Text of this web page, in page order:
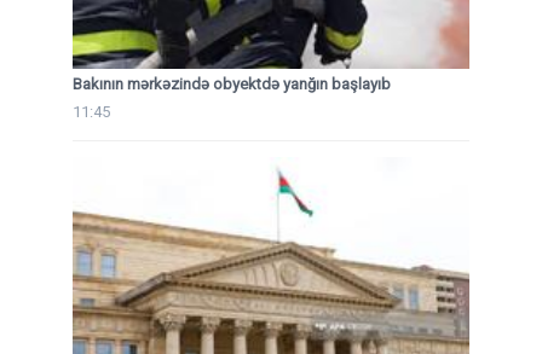
Bakının mərkəzində obyektdə yanğın başlayıb
11:45